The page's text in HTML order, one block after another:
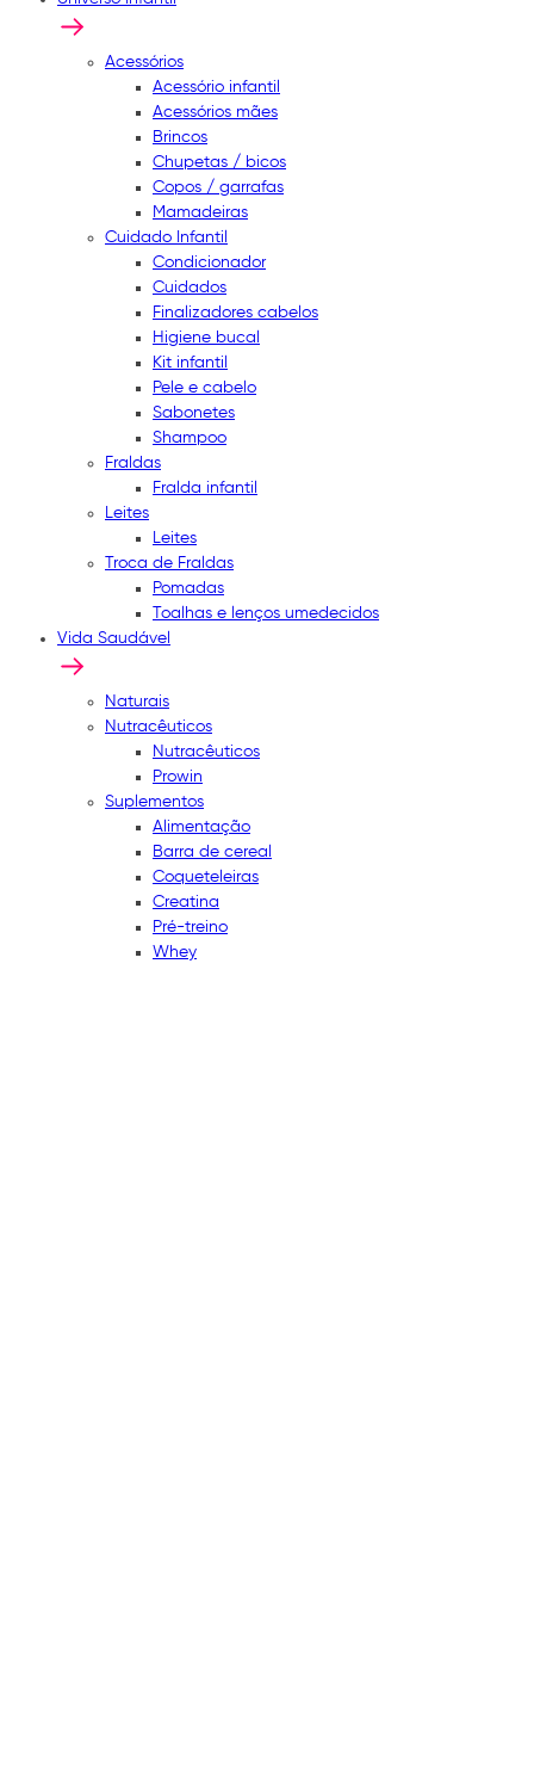
Acessórios
Acessório infantil
Acessórios mães
Brincos
Chupetas / bicos
Copos / garrafas
Mamadeiras
Cuidado Infantil
Condicionador
Cuidados
Finalizadores cabelos
Higiene bucal
Kit infantil
Pele e cabelo
Sabonetes
Shampoo
Fraldas
Fralda infantil
Leites
Leites
Troca de Fraldas
Pomadas
Toalhas e lenços umedecidos
Vida Saudável
Naturais
Nutracêuticos
Nutracêuticos
Prowin
Suplementos
Alimentação
Barra de cereal
Coqueteleiras
Creatina
Pré-treino
Whey